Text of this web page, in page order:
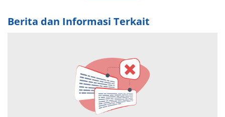
Berita dan Informasi Terkait